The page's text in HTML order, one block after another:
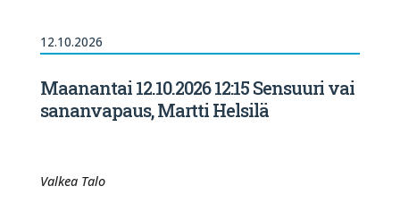
12.10.2026
Maanantai 12.10.2026 12:15 Sensuuri vai
sananvapaus, Martti Helsilä
Valkea Talo